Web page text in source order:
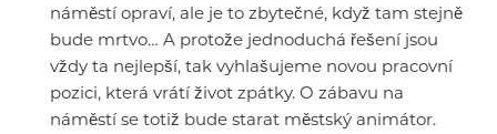
náměstí opraví, ale je to zbytečné, když tam stejně
bude mrtvo… A protože jednoduchá řešení jsou
vždy ta nejlepší, tak vyhlašujeme novou pracovní
pozici, která vrátí život zpátky. O zábavu na
náměstí se totiž bude starat městský animátor.